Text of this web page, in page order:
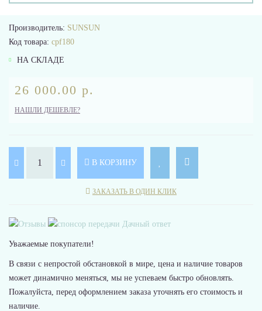
Производитель: SUNSUN
Код товара: cpf180
НА СКЛАДЕ
26 000.00 р.
НАШЛИ ДЕШЕВЛЕ?
В КОРЗИНУ
ЗАКАЗАТЬ В ОДИН КЛИК
Уважаемые покупатели!
В связи с непростой обстановкой в мире, цена и наличие товаров
может динамично меняться, мы не успеваем быстро обновлять.
Пожалуйста, перед оформлением заказа уточнять его стоимость и
наличие.